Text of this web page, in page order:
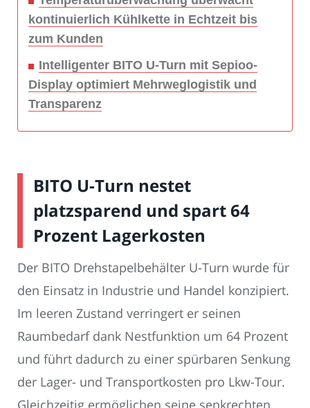
kontinuierlich Kühlkette in Echtzeit bis
zum Kunden
Intelligenter BITO U-Turn mit Sepioo-
Display optimiert Mehrweglogistik und
Transparenz
BITO U-Turn nestet
platzsparend und spart 64
Prozent Lagerkosten
Der BITO Drehstapelbehälter U-Turn wurde für
den Einsatz in Industrie und Handel konzipiert.
Im leeren Zustand verringert er seinen
Raumbedarf dank Nestfunktion um 64 Prozent
und führt dadurch zu einer spürbaren Senkung
der Lager- und Transportkosten pro Lkw-Tour.